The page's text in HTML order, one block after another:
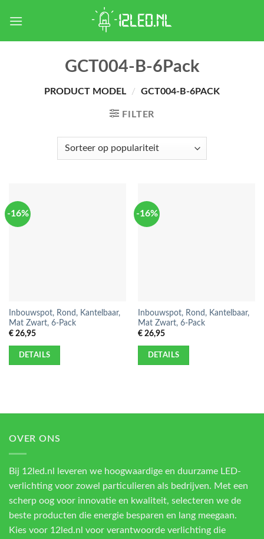
GCT004-B-6Pack
PRODUCT MODEL / GCT004-B-6PACK
FILTER
-16%
Inbouwspot, Rond, Kantelbaar,
Mat Zwart, 6-Pack
€26,95
DETAILS
-16%
Inbouwspot, Rond, Kantelbaar,
Mat Zwart, 6-Pack
€26,95
DETAILS
OVER ONS
Bij 12led.nl leveren we hoogwaardige en duurzame LED-
verlichting voor zowel particulieren als bedrijven. Met een
scherp oog voor innovatie en kwaliteit, selecteren we de
beste producten die energie besparen en lang meegaan.
Kies voor 12led.nl voor verantwoorde verlichting die